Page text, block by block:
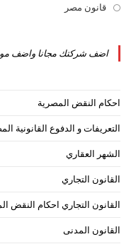
tab
قانون مصر
new
اضف شركتك مجانا واضف
احكام النقض المصرية
التعريفات و الدفوع القانونية
الشهر العقاري
القانون التجاري
القانون التجاري احكام النقض
القانون المدنى